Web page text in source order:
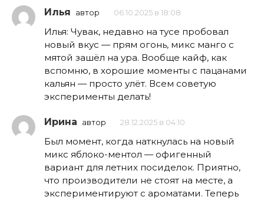
Илья автор 06.10.2025 в 18:08
Илья: Чувак, недавно на тусе пробовал
новый вкус — прям огонь, микс манго с
мятой зашёл на ура. Вообще кайф, как
вспомню, в хорошие моменты с пацанами
кальян — просто улёт. Всем советую
эксперименты делать!
Ирина автор 28.12.2025 в 04:10
Был момент, когда наткнулась на новый
микс яблоко-ментол — офигенный
вариант для летних посиделок. Приятно,
что производители не стоят на месте, а
экспериментируют с ароматами. Теперь